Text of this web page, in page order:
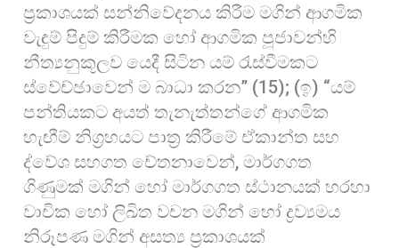
ප්‍රකාශයක් සන්නිවේදනය කිරීම මගින් ආගමික
වැඳුම් පිදුම් කිරීමක හෝ ආගමික පූජාවන්හි
නීත්‍යනුකූලව යෙදී සිටින යම් රැස්වීමකට
ස්වේච්ඡාවෙන් ම බාධා කරන” (15); (ඉ) “යම්
පන්තියකට අයත් තැනැත්තන්ගේ ආගමික
හැඟීම් නිග්‍රහයට පාත්‍ර කිරීමේ ඒකාන්ත සහ
ද්වේශ සහගත චේතනාවෙන්, මාර්ගගත
ගිණුමක් මගින් හෝ මාර්ගගත ස්ථානයක් හරහා
වාචික හෝ ලිඛිත වචන මගින් හෝ ද්‍රව්‍යමය
නිරූපණ මගින් අසත්‍ය ප්‍රකාශයක්